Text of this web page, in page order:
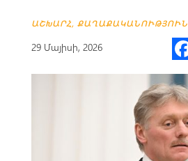
ԱՇԽԱՐՀ, ՔԱՂԱՔԱԿԱՆՈՒԹՅՈՒՆ
29 Մայիսի, 2026